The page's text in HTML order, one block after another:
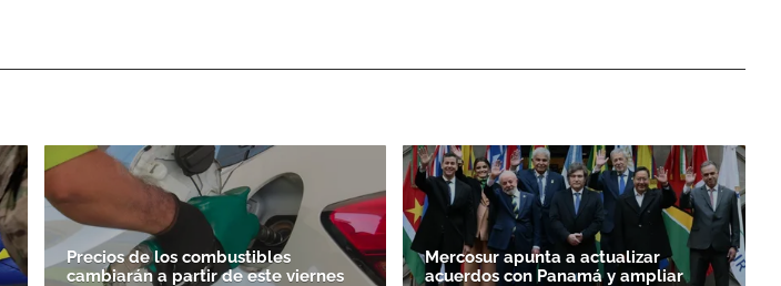
Precios de los combustibles
cambiarán a partir de este viernes
Mercosur apunta a actualizar
acuerdos con Panamá y ampliar